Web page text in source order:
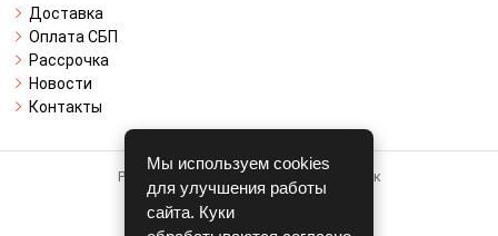
Доставка
Оплата СБП
Рассрочка
Новости
Контакты
Работает на системе для авторазборок
CARRO.БИЗНЕС
Мы используем cookies
для улучшения работы
сайта. Куки